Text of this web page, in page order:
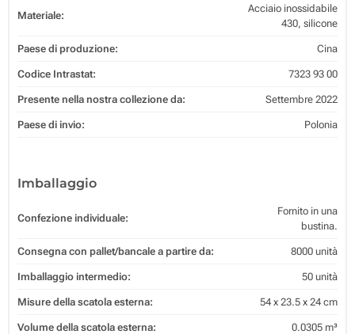
Materiale:
Acciaio inossidabile
430, silicone
Paese di produzione: Cina
Codice Intrastat: 7323 93 00
Presente nella nostra collezione da: Settembre 2022
Paese di invio: Polonia
Imballaggio
Confezione individuale:
Fornito in una
bustina.
Consegna con pallet/bancale a partire da: 8000 unità
Imballaggio intermedio: 50 unità
Misure della scatola esterna: 54 x 23.5 x 24 cm
Volume della scatola esterna: 0.0305 m³